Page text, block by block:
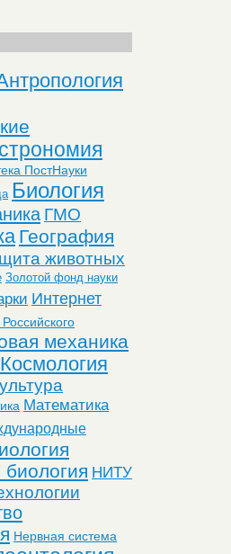
ПостНауки
Биология
ГМО
География
животных
Золотой фонд науки
Интернет
механика
Космология
Математика
НИТУ
Нервная система